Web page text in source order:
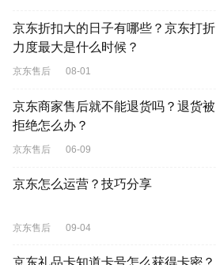
京东折扣大的日子有哪些？京东打折
力度最大是什么时候？
京东售后 08-01
京东商家售后就不能退货吗？退货被
拒绝怎么办？
京东售后 06-09
京东怎么运营？技巧分享
京东售后 09-04
京东礼品卡知道卡号怎么获得卡密？